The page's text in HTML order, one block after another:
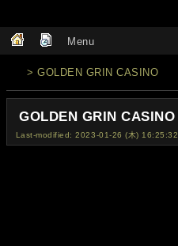
Menu
> GOLDEN GRIN CASINO
GOLDEN GRIN CASINO
Last-modified: 2023-01-26 (木) 16:25:32